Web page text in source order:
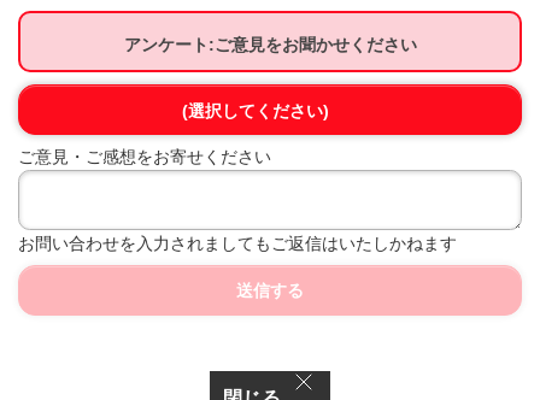
アンケート:ご意見をお聞かせください
(選択してください)
ご意見・ご感想をお寄せください
お問い合わせを入力されましてもご返信はいたしかねます
送信する